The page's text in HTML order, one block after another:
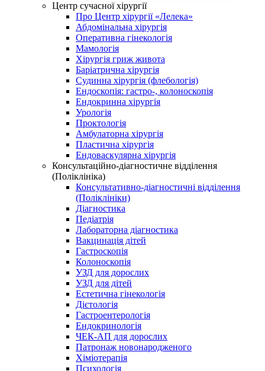
Центр сучасної хірургії
Про Центр хірургії «Лелека»
Абдомінальна хірургія
Оперативна гінекологія
Мамологія
Хірургія гриж живота
Баріатрична хірургія
Судинна хірургія (флебологія)
Ендоскопія: гастро-, колоноскопія
Ендокринна хірургія
Урологія
Проктологія
Амбулаторна хірургія
Пластична хірургія
Ендоваскулярна хірургія
Консультаційно-діагностичне відділення
(Поліклініка)
Консультативно-діагностичні відділення
(Поліклініки)
Діагностика
Педіатрія
Лабораторна діагностика
Вакцинація дітей
Гастроскопія
Колоноскопія
УЗД для дорослих
УЗД для дітей
Естетична гінекологія
Дієтологія
Гастроентерологія
Ендокринологія
ЧЕК-АП для дорослих
Патронаж новонародженого
Хіміотерапія
Психологія